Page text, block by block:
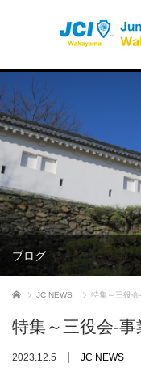
ブログ
ホーム JC NEWS 特集～三役会
特集～三役会-事
2023.12.5 JC NEWS